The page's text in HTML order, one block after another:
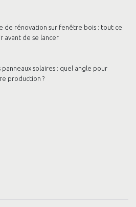
de rénovation sur fenêtre bois : tout ce
avant de se lancer
panneaux solaires : quel angle pour
production ?